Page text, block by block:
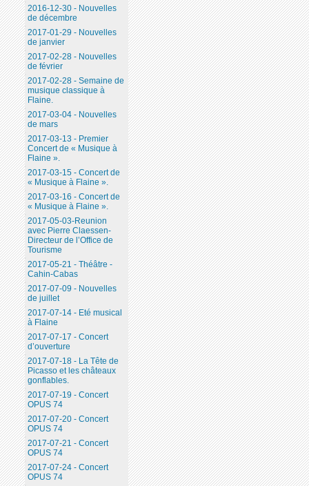
2016-12-30 - Nouvelles
de décembre
2017-01-29 - Nouvelles
de janvier
2017-02-28 - Nouvelles
de février
2017-02-28 - Semaine de
musique classique à
Flaine.
2017-03-04 - Nouvelles
de mars
2017-03-13 - Premier
Concert de « Musique à
Flaine ».
2017-03-15 - Concert de
« Musique à Flaine ».
2017-03-16 - Concert de
« Musique à Flaine ».
2017-05-03-Reunion
avec Pierre Claessen-
Directeur de l’Office de
Tourisme
2017-05-21 - Théâtre -
Cahin-Cabas
2017-07-09 - Nouvelles
de juillet
2017-07-14 - Eté musical
à Flaine
2017-07-17 - Concert
d’ouverture
2017-07-18 - La Tête de
Picasso et les châteaux
gonflables.
2017-07-19 - Concert
OPUS 74
2017-07-20 - Concert
OPUS 74
2017-07-21 - Concert
OPUS 74
2017-07-24 - Concert
OPUS 74